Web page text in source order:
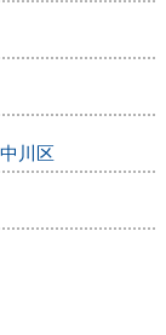
川区